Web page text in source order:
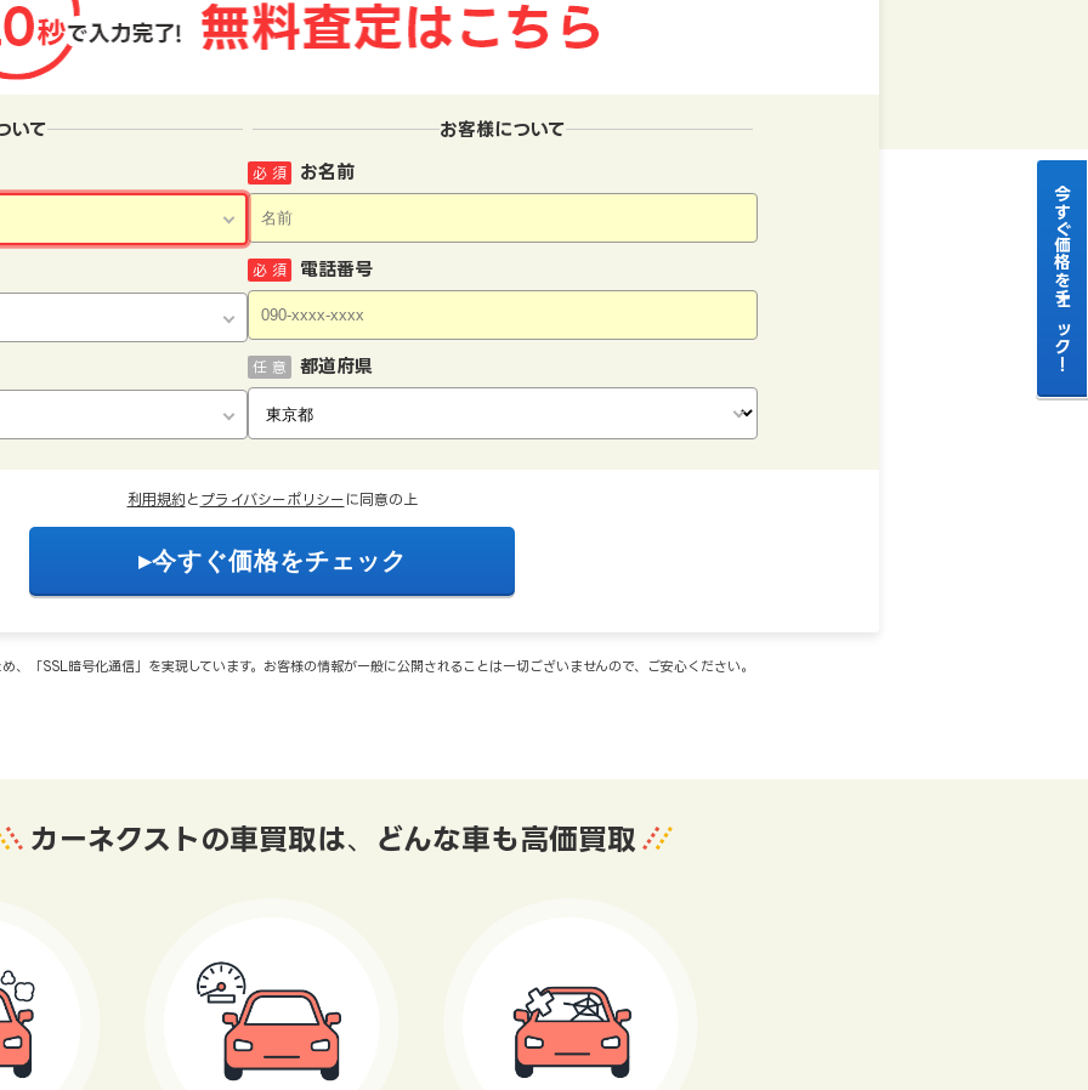
いて お客様について
お名前
必 須
電話番号
必 須
都道府県
任 意
利用規約 と プライバシーポリシー に同意の上
、「SSL暗号化通信」を実現しています。お客様の情報が一般に公開されることは一切ございませんので、ご安心ください。
カーネクストの車買取は、 どんな車も高価買取
今すぐ価格をチェック！